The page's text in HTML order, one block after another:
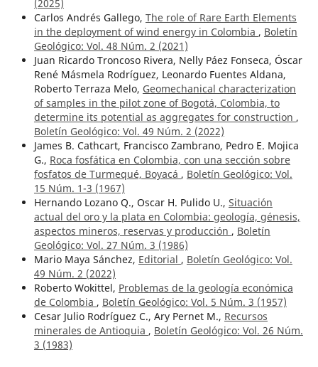
(2025)
Carlos Andrés Gallego, The role of Rare Earth Elements
in the deployment of wind energy in Colombia , Boletín
Geológico: Vol. 48 Núm. 2 (2021)
Juan Ricardo Troncoso Rivera, Nelly Páez Fonseca, Óscar
René Másmela Rodríguez, Leonardo Fuentes Aldana,
Roberto Terraza Melo, Geomechanical characterization
of samples in the pilot zone of Bogotá, Colombia, to
determine its potential as aggregates for construction ,
Boletín Geológico: Vol. 49 Núm. 2 (2022)
James B. Cathcart, Francisco Zambrano, Pedro E. Mojica
G., Roca fosfática en Colombia, con una sección sobre
fosfatos de Turmequé, Boyacá , Boletín Geológico: Vol.
15 Núm. 1-3 (1967)
Hernando Lozano Q., Oscar H. Pulido U., Situación
actual del oro y la plata en Colombia: geología, génesis,
aspectos mineros, reservas y producción , Boletín
Geológico: Vol. 27 Núm. 3 (1986)
Mario Maya Sánchez, Editorial , Boletín Geológico: Vol.
49 Núm. 2 (2022)
Roberto Wokittel, Problemas de la geología económica
de Colombia , Boletín Geológico: Vol. 5 Núm. 3 (1957)
Cesar Julio Rodríguez C., Ary Pernet M., Recursos
minerales de Antioquia , Boletín Geológico: Vol. 26 Núm.
3 (1983)